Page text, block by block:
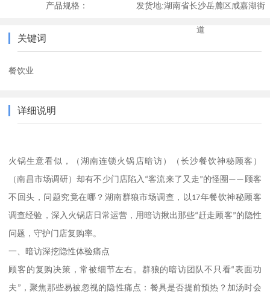
产品规格： 发货地:湖南省长沙岳麓区咸嘉湖街
道
关键词
餐饮业
详细说明
火锅生意看似，
（湖南连锁火锅店暗访）（长沙餐饮神秘顾客）
（南昌市场调研）却有不少门店陷入“客流来了又走”的怪圈 ——顾客
不回头，问题究竟在哪？湖南群狼市场调查，以17年餐饮神秘顾客
调查经验，深入火锅店日常运营，用暗访揪出那些“赶走顾客”的隐性
问题，守护门店复购率。
一、暗访深挖隐性体验痛点
顾客的复购决策，常被细节左右。群狼的暗访团队不只看“表面功
夫 ” ，聚焦那些易被忽视的隐性痛点：餐具是否提前预热？加汤时会